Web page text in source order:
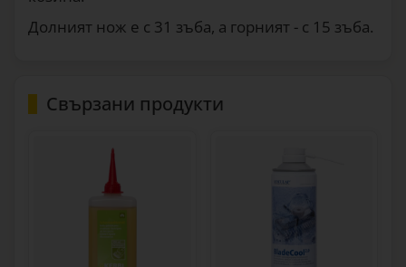
Долният нож е с 31 зъба, а горният - с 15 зъба.
Свързани продукти